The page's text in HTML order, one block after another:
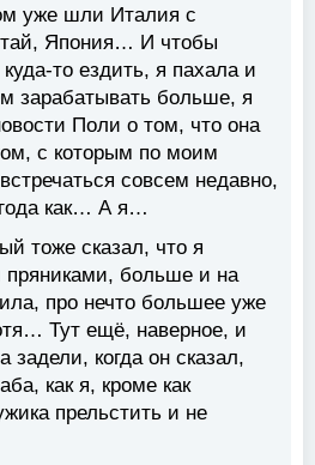
уже шли Италия с
Япония… И чтобы
то ездить, я пахала и
зарабатывать больше, я
Поли о том, что она
с которым по моим
совсем недавно,
как… А я…
тоже сказал, что я
больше и на
про нечто большее уже
Тут ещё, наверное, и
задели, когда он сказал,
как я, кроме как
прельстить и не